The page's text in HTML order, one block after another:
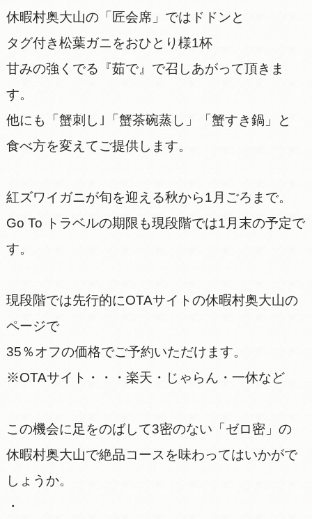
休暇村奥大山の「匠会席」ではドドンと
タグ付き松葉ガニをおひとり様1杯
甘みの強くでる『茹で』で召しあがって頂きま
す。
他にも「蟹刺し｣「蟹茶碗蒸し」「蟹すき鍋」と
食べ方を変えてご提供します。
紅ズワイガニが旬を迎える秋から1月ごろまで。
Go To トラベルの期限も現段階では1月末の予定で
す。
現段階では先行的にOTAサイトの休暇村奥大山の
ページで
35％オフの価格でご予約いただけます。
※OTAサイト・・・楽天・じゃらん・一休など
この機会に足をのばして3密のない「ゼロ密」の
休暇村奥大山で絶品コースを味わってはいかがで
しょうか。
・